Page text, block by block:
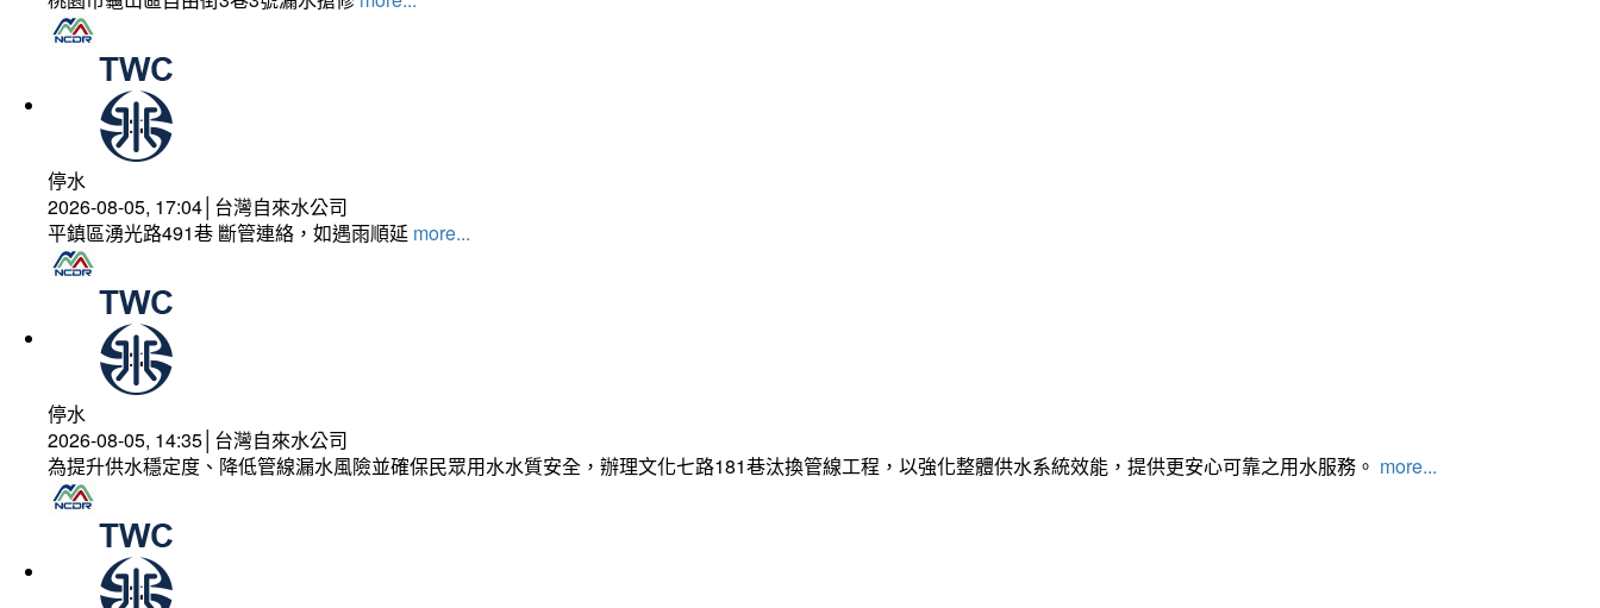
停水
2026-08-05, 17:04│台灣自來水公司
平鎮區湧光路491巷 斷管連絡，如遇雨順延 more...
停水
2026-08-05, 14:35│台灣自來水公司
為提升供水穩定度、降低管線漏水風險並確保民眾用水水質安全，辦理文化七路181巷汰換管線工程，以強化整體供水系統效能，提供更安心可靠之用水服務。 more...